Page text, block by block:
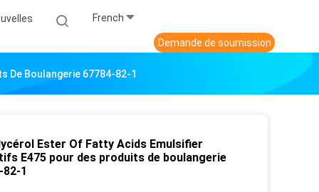
French
Demande de soumission
De Boulangerie 67784-82-1
Ester Of Fatty Acids Emulsifier
E475 pour des produits de boulangerie
1